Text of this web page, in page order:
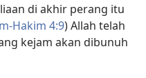
di akhir perang itu
Hakim 4:9) Allah telah
kejam akan dibunuh